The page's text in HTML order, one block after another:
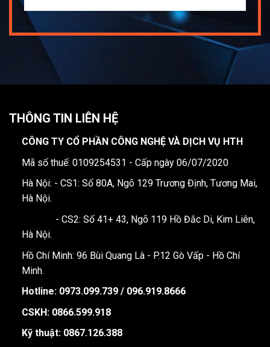
THÔNG TIN LIÊN HỆ
CÔNG TY CỔ PHẦN CÔNG NGHỆ VÀ DỊCH VỤ HTH
Mã số thuế: 0109254531 - Cấp ngày 06/07/2020
Hà Nội: - CS1: Số 80A, Ngõ 129 Trương Định, Tương Mai,
Hà Nội.
- CS2: Số 41+ 43, Ngõ 119 Hồ Đắc Di, Kim Liên,
Hà Nội.
Hồ Chí Minh: 96 Bùi Quang Là - P.12 Gò Vấp - Hồ Chí
Minh.
Hotline: 0973.099.739 / 096.919.8666
CSKH: 0866.599.918
Kỹ thuật: 0867.126.388